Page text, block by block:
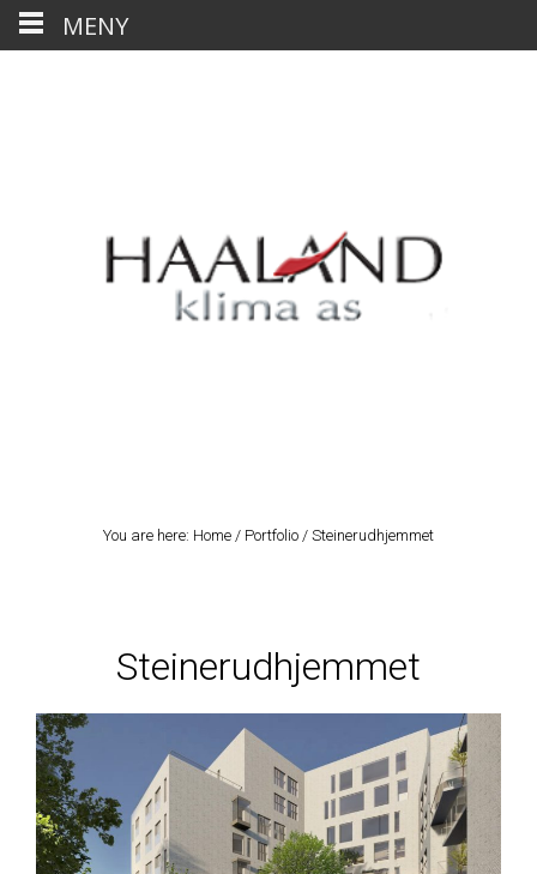
You are here: Home / Portfolio / Steinerudhjemmet
Steinerudhjemmet
MENY